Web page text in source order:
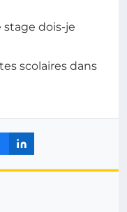
dois-je
scolaires dans